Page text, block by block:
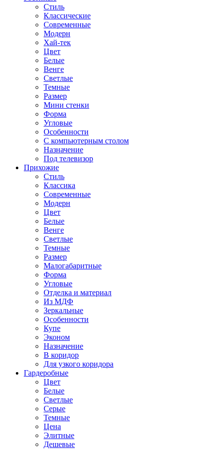
Стиль
Классические
Современные
Модерн
Хай-тек
Цвет
Белые
Венге
Светлые
Темные
Размер
Мини стенки
Форма
Угловые
Особенности
С компьютерным столом
Назначение
Под телевизор
Прихожие
Стиль
Классика
Современные
Модерн
Цвет
Белые
Венге
Светлые
Темные
Размер
Малогабаритные
Форма
Угловые
Отделка и материал
Из МДФ
Зеркальные
Особенности
Купе
Эконом
Назначение
В коридор
Для узкого коридора
Гардеробные
Цвет
Белые
Светлые
Серые
Темные
Цена
Элитные
Дешевые